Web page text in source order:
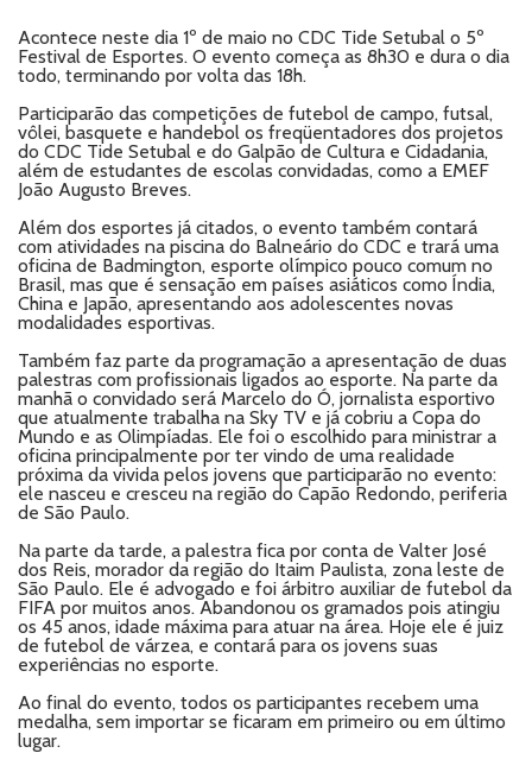
Acontece neste dia 1º de maio no CDC Tide Setubal o 5º
Festival de Esportes. O evento começa as 8h30 e dura o dia
todo, terminando por volta das 18h.
Participarão das competições de futebol de campo, futsal,
vôlei, basquete e handebol os freqüentadores dos projetos
do CDC Tide Setubal e do Galpão de Cultura e Cidadania,
além de estudantes de escolas convidadas, como a EMEF
João Augusto Breves.
Além dos esportes já citados, o evento também contará
com atividades na piscina do Balneário do CDC e trará uma
oficina de Badmington, esporte olímpico pouco comum no
Brasil, mas que é sensação em países asiáticos como Índia,
China e Japão, apresentando aos adolescentes novas
modalidades esportivas.
Também faz parte da programação a apresentação de duas
palestras com profissionais ligados ao esporte. Na parte da
manhã o convidado será Marcelo do Ó, jornalista esportivo
que atualmente trabalha na Sky TV e já cobriu a Copa do
Mundo e as Olimpíadas. Ele foi o escolhido para ministrar a
oficina principalmente por ter vindo de uma realidade
próxima da vivida pelos jovens que participarão no evento:
ele nasceu e cresceu na região do Capão Redondo, periferia
de São Paulo.
Na parte da tarde, a palestra fica por conta de Valter José
dos Reis, morador da região do Itaim Paulista, zona leste de
São Paulo. Ele é advogado e foi árbitro auxiliar de futebol da
FIFA por muitos anos. Abandonou os gramados pois atingiu
os 45 anos, idade máxima para atuar na área. Hoje ele é juiz
de futebol de várzea, e contará para os jovens suas
experiências no esporte.
Ao final do evento, todos os participantes recebem uma
medalha, sem importar se ficaram em primeiro ou em último
lugar.